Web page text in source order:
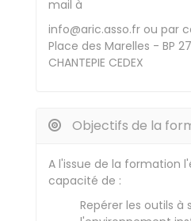
mail à
info@aric.asso.fr ou par
Place des Marelles - BP
CHANTEPIE CEDEX
Objectifs de la
A l'issue de la formation
capacité de :
Repérer les outils à